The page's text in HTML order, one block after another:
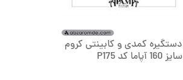
دستگیره کمدی و کابینتی کروم
سایز 160 آپاما کد P175